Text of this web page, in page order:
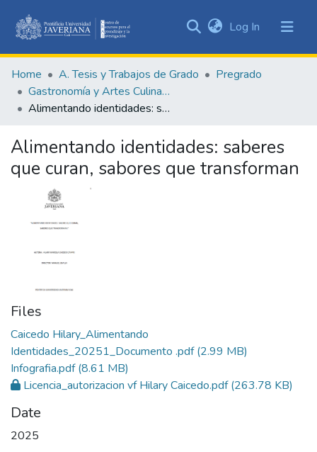
&
Collections
All of DSpace
Statistics
Log In (current)
Home A. Tesis y Trabajos de Grado
Pregrado
Gastronomía y Artes Culinarias
Alimentando identidades: saberes que curan, sabores que transforman
Alimentando identidades: saberes
que curan, sabores que transforman
Files
Caicedo Hilary_Alimentando
Identidades_20251_Documento .pdf(2.99 MB)
Infografia.pdf(8.61 MB)
Licencia_autorizacion vf Hilary Caicedo.pdf(263.78 KB)
Date
2025